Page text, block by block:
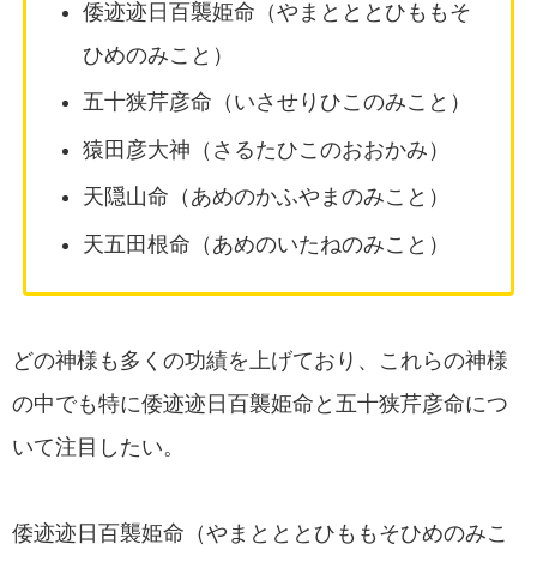
倭迹迹日百襲姫命（やまとととひももそ
ひめのみこと）
五十狭芹彦命（いさせりひこのみこと）
猿田彦大神（さるたひこのおおかみ）
天隠山命（あめのかふやまのみこと）
天五田根命（あめのいたねのみこと）
どの神様も多くの功績を上げており、これらの神様
の中でも特に倭迹迹日百襲姫命と五十狭芹彦命につ
いて注目したい。
倭迹迹日百襲姫命（やまとととひももそひめのみこ